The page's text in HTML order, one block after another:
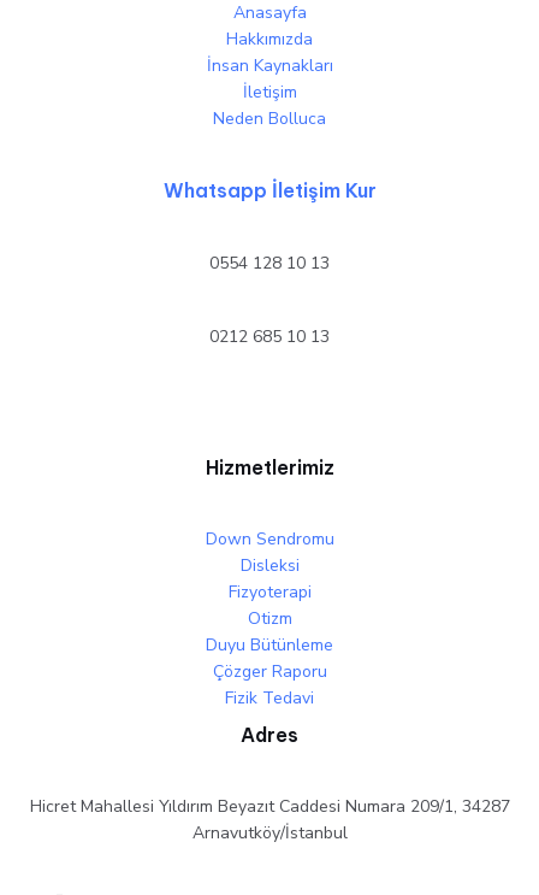
Anasayfa
Hakkımızda
İnsan Kaynakları
İletişim
Neden Bolluca
Whatsapp İletişim Kur
0554 128 10 13
0212 685 10 13
Hizmetlerimiz
Down Sendromu
Disleksi
Fizyoterapi
Otizm
Duyu Bütünleme
Çözger Raporu
Fizik Tedavi
Adres
Hicret Mahallesi Yıldırım Beyazıt Caddesi Numara 209/1, 34287
Arnavutköy/İstanbul